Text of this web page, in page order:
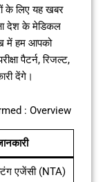
के लिए यह खबर
देश के मेडिकल
में हम आपको
पैटर्न, रिजल्ट,
देंगे।
: Overview
एजेंसी (NTA)